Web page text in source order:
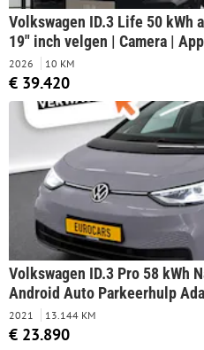
Volkswagen ID.3 Life 50 kWh
19" inch velgen | Camera |
Stoelverwarming |
2026 10 KM
€ 39.420
Volkswagen ID.3 Pro 58 kWh
Android Auto Parkeerhulp
en stuurverwarming Full Led
Lichtmetalen velgen
2021 13.144 KM
€ 23.890